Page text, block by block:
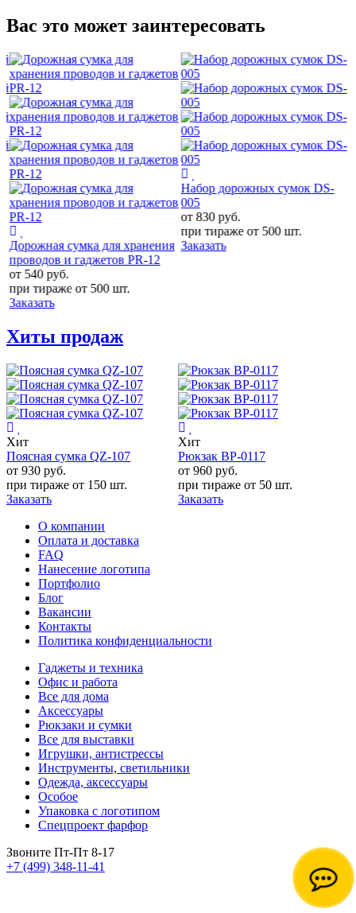
Вас это может заинтересовать
Дорожная сумка для хранения
проводов и гаджетов PR-12
от 540руб.
при тираже от 500 шт.
Заказать
Набор дорожных сумок DS-
005
от 830руб.
при тираже от 500 шт.
Заказать
Хиты продаж
Хит
Поясная сумка QZ-107
от 930 руб.
при тираже от 150 шт.
Заказать
Хит
Рюкзак BP-0117
от 960 руб.
при тираже от 50 шт.
Заказать
О компании
Оплата и доставка
FAQ
Нанесение логотипа
Портфолио
Блог
Вакансии
Контакты
Политика конфиденциальности
Гаджеты и техника
Офис и работа
Все для дома
Аксессуары
Рюкзаки и сумки
Все для выставки
Игрушки, антистрессы
Инструменты, светильники
Одежда, аксессуары
Особое
Упаковка с логотипом
Спецпроект фарфор
Звоните Пт-Пт 8-17
+7 (499) 348-11-41